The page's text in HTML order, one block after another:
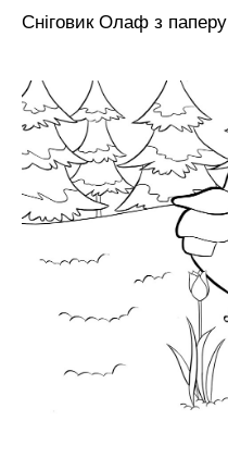
Сніговик Олаф з паперу